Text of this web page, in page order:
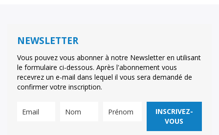
NEWSLETTER
Vous pouvez vous abonner à notre Newsletter en utilisant
le formulaire ci-dessous. Après l'abonnement vous
recevrez un e-mail dans lequel il vous sera demandé de
confirmer votre inscription.
INSCRIVEZ-
VOUS